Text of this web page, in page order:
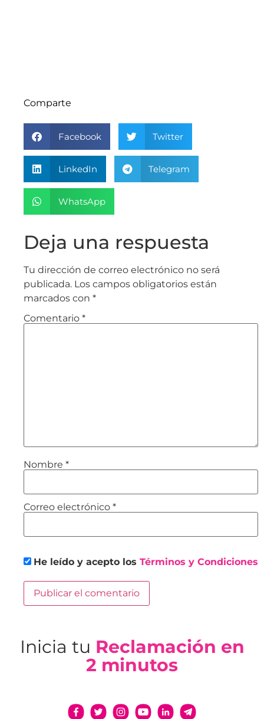
Comparte
Facebook Twitter
LinkedIn Telegram
WhatsApp
Deja una respuesta
Tu dirección de correo electrónico no será
publicada. Los campos obligatorios están
marcados con *
Comentario *
Nombre *
Correo electrónico *
He leído y acepto los Términos y Condiciones
Inicia tu Reclamación en
2 minutos